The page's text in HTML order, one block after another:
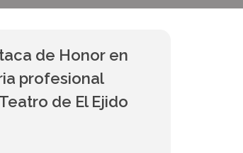
de Honor en
profesional
de El Ejido